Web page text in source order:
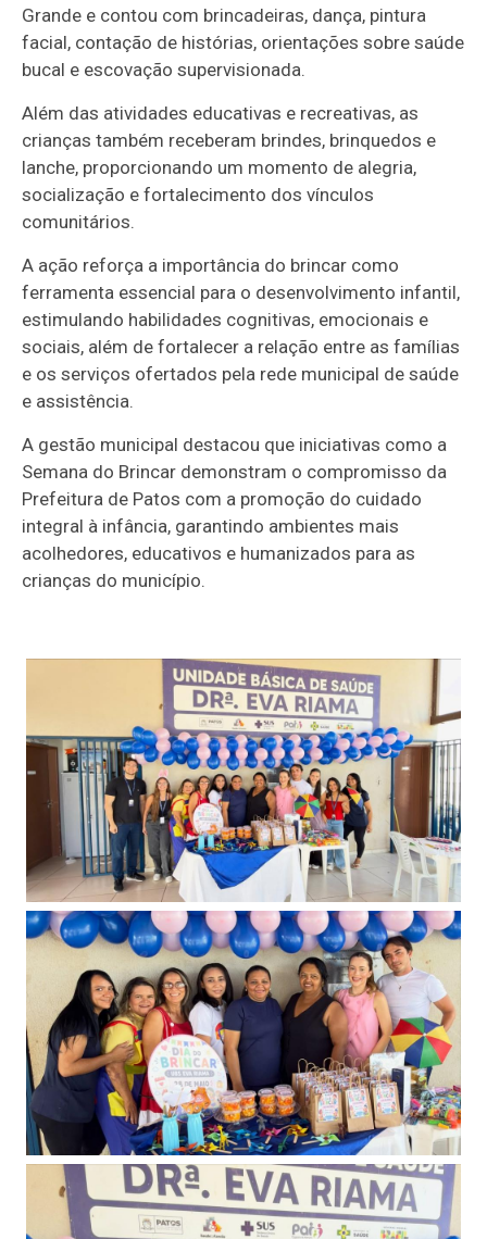
Grande e contou com brincadeiras, dança, pintura
facial, contação de histórias, orientações sobre saúde
bucal e escovação supervisionada.
Além das atividades educativas e recreativas, as
crianças também receberam brindes, brinquedos e
lanche, proporcionando um momento de alegria,
socialização e fortalecimento dos vínculos
comunitários.
A ação reforça a importância do brincar como
ferramenta essencial para o desenvolvimento infantil,
estimulando habilidades cognitivas, emocionais e
sociais, além de fortalecer a relação entre as famílias
e os serviços ofertados pela rede municipal de saúde
e assistência.
A gestão municipal destacou que iniciativas como a
Semana do Brincar demonstram o compromisso da
Prefeitura de Patos com a promoção do cuidado
integral à infância, garantindo ambientes mais
acolhedores, educativos e humanizados para as
crianças do município.